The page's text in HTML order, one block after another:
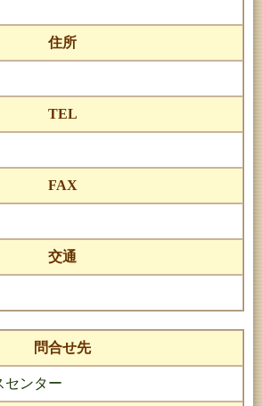
住所
TEL
FAX
交通
問合せ先
センター